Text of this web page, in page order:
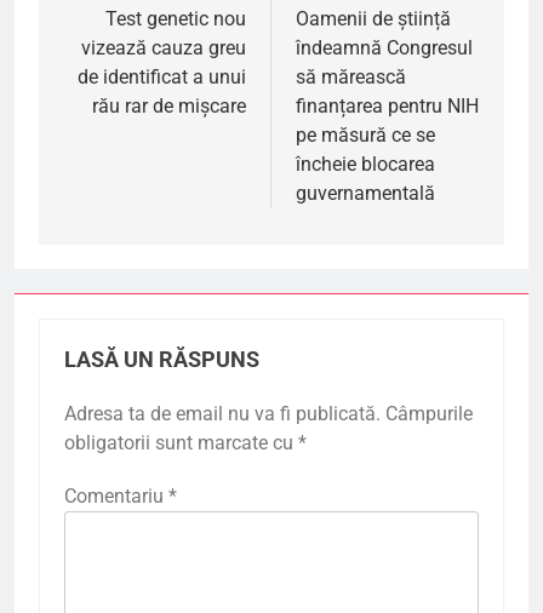
articole
Test genetic nou
vizează cauza greu
de identificat a unui
rău rar de mișcare
Oamenii de știință
îndeamnă Congresul
să mărească
finanțarea pentru NIH
pe măsură ce se
încheie blocarea
guvernamentală
LASĂ UN RĂSPUNS
Adresa ta de email nu va fi publicată. Câmpurile
obligatorii sunt marcate cu *
Comentariu *